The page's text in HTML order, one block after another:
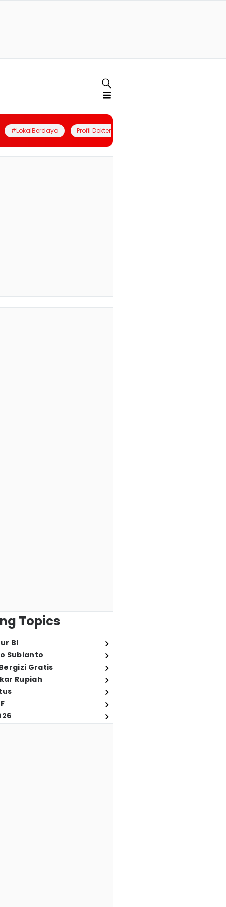
#LokalBerdaya Profil Dokter
Topics
BI
Subianto
Gratis
Rupiah